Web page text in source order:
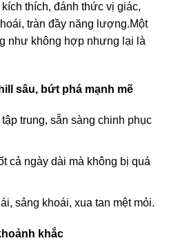
thích, đánh thức vị giác,
tràn đầy năng lượng.Một
như không hợp nhưng lại là
sâu, bứt phá mạnh mẽ
trung, sẵn sàng chinh phục
cả ngày dài mà không bị quá
sảng khoái, xua tan mệt mỏi.
khắc